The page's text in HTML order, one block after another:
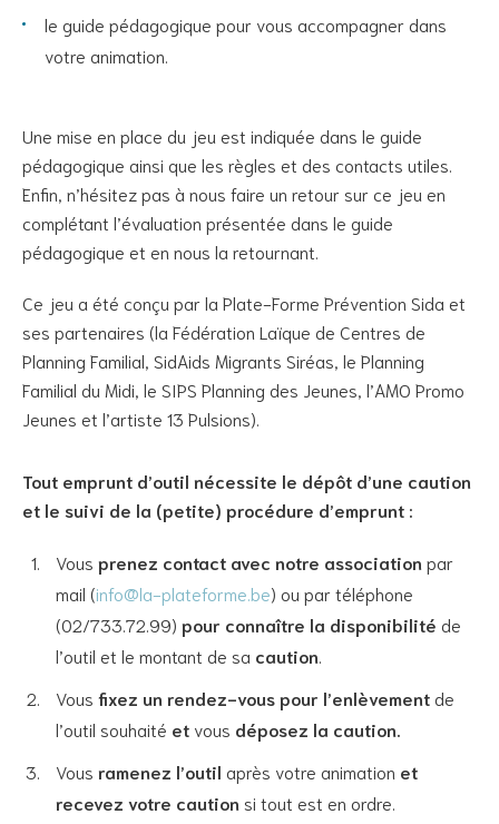
le guide pédagogique pour vous accompagner dans
votre animation.
Une mise en place du jeu est indiquée dans le guide
pédagogique ainsi que les règles et des contacts utiles.
Enfin, n’hésitez pas à nous faire un retour sur ce jeu en
complétant l’évaluation présentée dans le guide
pédagogique et en nous la retournant.
Ce jeu a été conçu par la Plate-Forme Prévention Sida et
ses partenaires (la Fédération Laïque de Centres de
Planning Familial, SidAids Migrants Siréas, le Planning
Familial du Midi, le SIPS Planning des Jeunes, l’AMO Promo
Jeunes et l’artiste 13 Pulsions).
Tout emprunt d’outil nécessite le dépôt d’une caution
et le suivi de la (petite) procédure d’emprunt :
Vous prenez contact avec notre association par
mail (info@la-plateforme.be) ou par téléphone
(02/733.72.99) pour connaître la disponibilité de
l’outil et le montant de sa caution
Vous fixez un rendez-vous pour l’enlèvement de
l’outil souhaité et vous déposez la caution.
Vous ramenez l’outil après votre animation et
recevez votre caution si tout est en ordre.